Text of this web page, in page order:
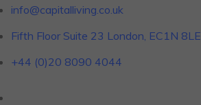
info@capitalliving.co.uk
Fifth Floor Suite 23 London, EC1N 8LE
+44 (0)20 8090 4044